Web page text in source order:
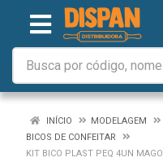
INÍCIO
MODELAGEM
BICOS DE CONFEITAR
KIT BICO PLAST PEQ 4UN MAGO